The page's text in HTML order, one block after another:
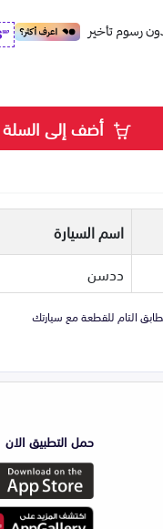
أضف إلى السلة
اسم السيارة
ددسن
حمل التطبيق الان